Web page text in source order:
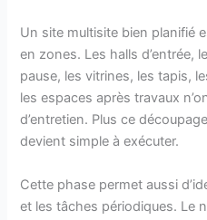
Un site multisite bien planifié
en zones. Les halls d’entrée,
pause, les vitrines, les tapis,
les espaces après travaux
d’entretien. Plus ce
devient simple à exécuter.
Cette phase permet aussi
et les tâches périodiques. Le